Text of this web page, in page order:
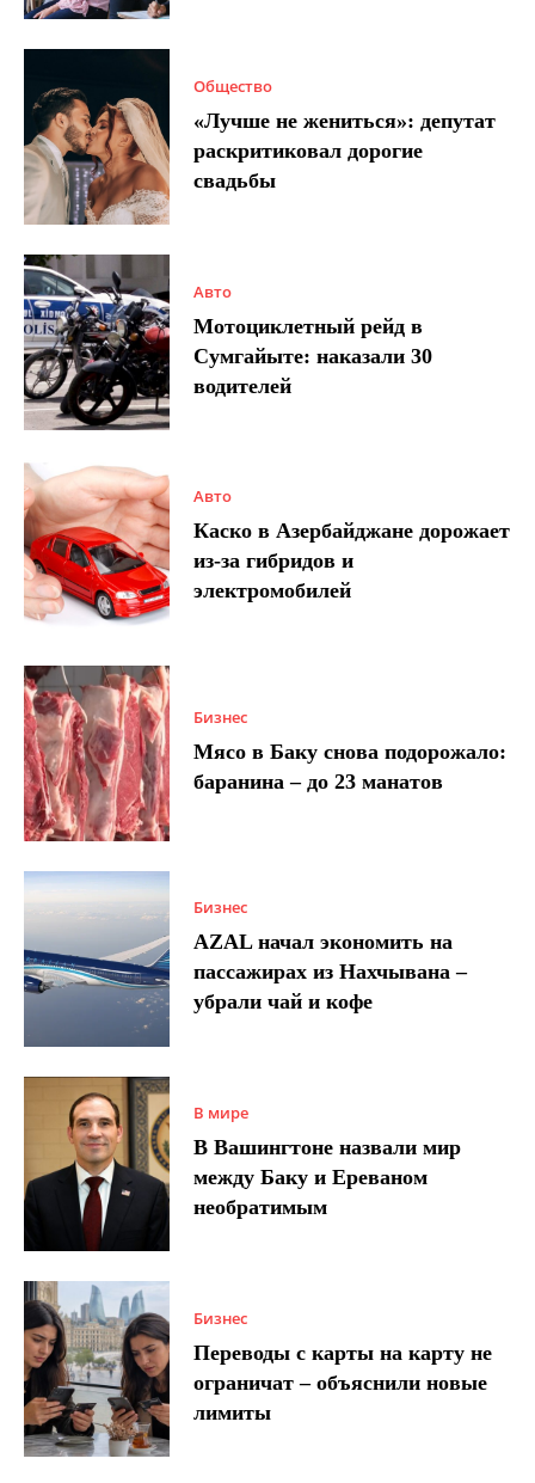
Общество
«Лучше не жениться»: депутат
раскритиковал дорогие
свадьбы
Авто
Мотоциклетный рейд в
Сумгайыте: наказали 30
водителей
Авто
Каско в Азербайджане дорожает
из-за гибридов и
электромобилей
Бизнес
Мясо в Баку снова подорожало:
баранина – до 23 манатов
Бизнес
AZAL начал экономить на
пассажирах из Нахчывана –
убрали чай и кофе
В мире
В Вашингтоне назвали мир
между Баку и Ереваном
необратимым
Бизнес
Переводы с карты на карту не
ограничат – объяснили новые
лимиты